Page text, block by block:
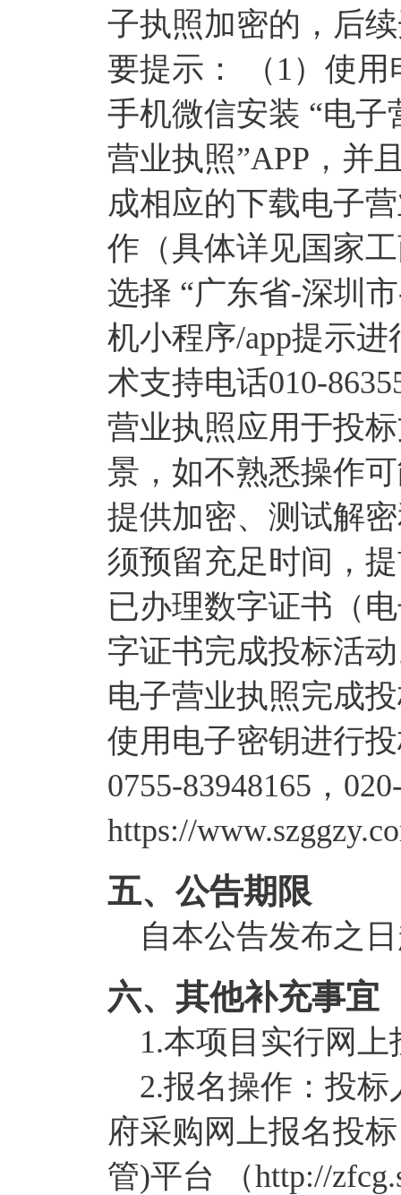
子执照加密的，后
要提示： （1）使
手机微信安装 “电
营业执照”APP，并
成相应的下载电子
作（具体详见国家
选择 “广东省-深圳
机小程序/app提示
术支持电话010-
营业执照应用于投
景，如不熟悉操作
提供加密、测试解
须预留充足时间，
已办理数字证书（
字证书完成投标活
电子营业执照完成
使用电子密钥进行
0755-83948165，
https://
五、公告期限
自本公告发布之
六、其他补充事宜
1.本项目实行网上
2.报名操作：投标
府采购网上报名投
管)平台 （http://